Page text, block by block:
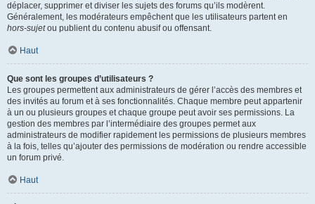
déplacer, supprimer et diviser les sujets des forums qu’ils modèrent.
Généralement, les modérateurs empêchent que les utilisateurs partent en
hors-sujetou publient du contenu abusif ou offensant.
Haut
Que sont les groupes d’utilisateurs ?
Les groupes permettent aux administrateurs de gérer l’accès des membres et
des invités au forum et à ses fonctionnalités. Chaque membre peut appartenir
à un ou plusieurs groupes et chaque groupe peut avoir ses permissions. La
gestion des membres par l’intermédiaire des groupes permet aux
administrateurs de modifier rapidement les permissions de plusieurs membres
à la fois, telles qu’ajouter des permissions de modération ou rendre accessible
un forum privé.
Haut